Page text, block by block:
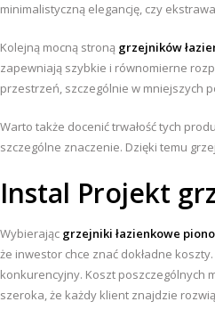
minimalistyczną elegancję, czy
Kolejną mocną stroną grzejników
zapewniają szybkie i równomierne
przestrzeń, szczególnie w mniejszych
Warto także docenić trwałość tych
szczególne znaczenie. Dzięki temu
Instal Projekt
Wybierając grzejniki łazienkowe
że inwestor chce znać dokładne
konkurencyjny. Koszt poszczególnych
szeroka, że każdy klient znajdzie